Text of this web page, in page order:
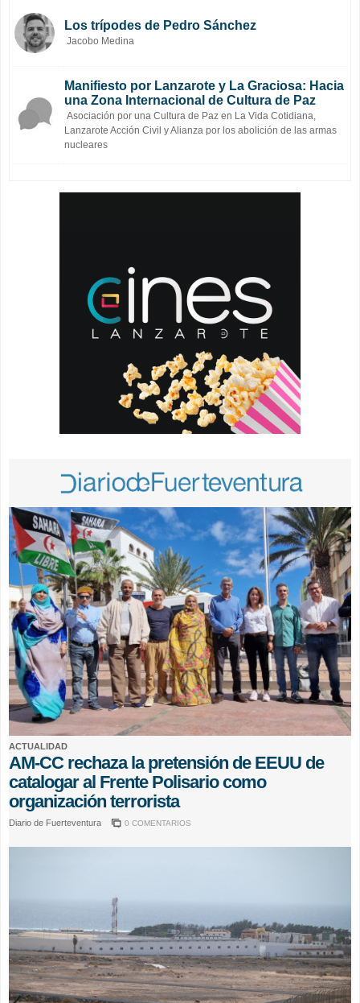
Los trípodes de Pedro Sánchez
Jacobo Medina
Manifiesto por Lanzarote y La Graciosa: Hacia
una Zona Internacional de Cultura de Paz
Asociación por una Cultura de Paz en La Vida Cotidiana,
Lanzarote Acción Civil y Alianza por los abolición de las armas
nucleares
ACTUALIDAD
AM-CC rechaza la pretensión de EEUU de
catalogar al Frente Polisario como
organización terrorista
Diario de Fuerteventura 0 COMENTARIOS